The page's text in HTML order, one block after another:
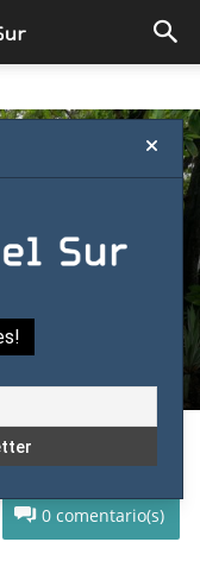
más de 250
0